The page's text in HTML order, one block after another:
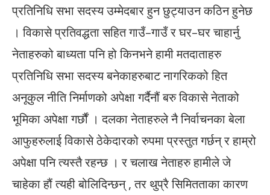
प्रतिनिधि सभा सदस्य उम्मेदबार हुन छुट्याउन कठिन हुनेछ
। विकासे प्रतिवद्धता सहित गाउँ–गाउँ र घर–घर चाहार्नु
नेताहरुको बाध्यता पनि हो किनभने हामी मतदाताहरु
प्रतिनिधि सभा सदस्य बनेकाहरुबाट नागरिकको हित
अनूकुल नीति निर्माणको अपेक्षा गर्दैनौं बरु विकासे नेताको
भूमिका अपेक्षा गर्छौं । दलका नेताहरुले नै निर्वाचनका बेला
आफुहरुलाई विकासे ठेकेदारको रुपमा प्रस्तुत गर्छन् र हाम्रो
अपेक्षा पनि त्यस्तै रहन्छ । र चलाख नेताहरु हामीले जे
चाहेका हौं त्यही बोलिदिन्छन् , तर थुप्रै सिमितताका कारण